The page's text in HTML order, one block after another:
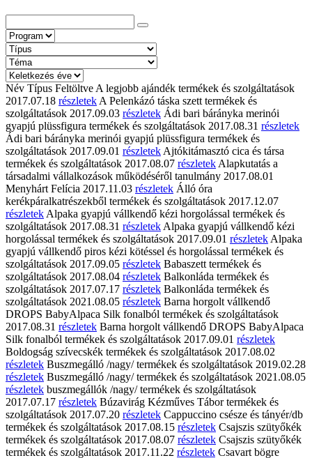
Név Típus Feltöltve A legjobb ajándék termékek és szolgáltatások
2017.07.18 részletek A Pelenkázó táska szett termékek és
szolgáltatások 2017.09.03 részletek Ádi bari bárányka merinói
gyapjú plüssfigura termékek és szolgáltatások 2017.08.31 részletek
Ádi bari bárányka merinói gyapjú plüssfigura termékek és
szolgáltatások 2017.09.01 részletek Ajtókitámasztó cica és társa
termékek és szolgáltatások 2017.08.07 részletek Alapkutatás a
társadalmi vállalkozások működéséről tanulmány 2017.08.01
Menyhárt Felícia 2017.11.03 részletek Álló óra
kerékpáralkatrészekből termékek és szolgáltatások 2017.12.07
részletek Alpaka gyapjú vállkendő kézi horgolással termékek és
szolgáltatások 2017.08.31 részletek Alpaka gyapjú vállkendő kézi
horgolással termékek és szolgáltatások 2017.09.01 részletek Alpaka
gyapjú vállkendő piros kézi kötéssel és horgolással termékek és
szolgáltatások 2017.09.05 részletek Babaszett termékek és
szolgáltatások 2017.08.04 részletek Balkonláda termékek és
szolgáltatások 2017.07.17 részletek Balkonláda termékek és
szolgáltatások 2021.08.05 részletek Barna horgolt vállkendő
DROPS BabyAlpaca Silk fonalból termékek és szolgáltatások
2017.08.31 részletek Barna horgolt vállkendő DROPS BabyAlpaca
Silk fonalból termékek és szolgáltatások 2017.09.01 részletek
Boldogság szívecskék termékek és szolgáltatások 2017.08.02
részletek Buszmegálló /nagy/ termékek és szolgáltatások 2019.02.28
részletek Buszmegálló /nagy/ termékek és szolgáltatások 2021.08.05
részletek buszmegállók /nagy/ termékek és szolgáltatások
2017.07.17 részletek Búzavirág Kézműves Tábor termékek és
szolgáltatások 2017.07.20 részletek Cappuccino csésze és tányér/db
termékek és szolgáltatások 2017.08.15 részletek Csajszis szütyőkék
termékek és szolgáltatások 2017.08.07 részletek Csajszis szütyőkék
termékek és szolgáltatások 2017.11.22 részletek Csavart bögre